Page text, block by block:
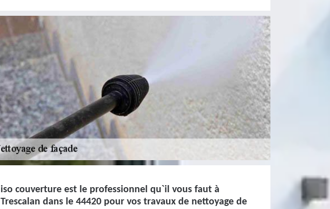
iso couverture est le professionnel qu`il vous faut à
Trescalan dans le 44420 pour vos travaux de nettoyage de